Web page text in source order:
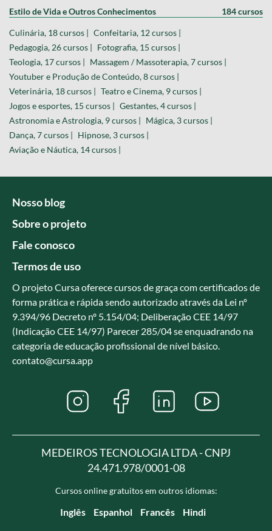
Estilo de Vida e Outros Conhecimentos 184 cursos
Culinária, 18 cursos | Confeitaria, 12 cursos |
Pedagogia, 26 cursos | Fotografia, 15 cursos |
Teologia, 17 cursos | Massagem / Massoterapia, 7 cursos |
Youtuber e Produção de Conteúdo, 8 cursos |
Veterinária, 18 cursos | Teatro e Cinema, 9 cursos |
Jogos e esportes, 15 cursos | Gestantes, 4 cursos |
Astronomia e Astrologia, 9 cursos | Mágica, 3 cursos |
Dança, 7 cursos | Hipnose, 3 cursos |
Aviação e Náutica, 14 cursos |
Nosso blog
Sobre o projeto
Fale conosco
Termos de uso
O projeto Cursa oferece cursos de graça com certificados de
forma prática e rápida sendo autorizado através da Lei nº
9.394/96 Decreto nº 5.154/04; Deliberação CEE 14/97
(Indicação CEE 14/97) Parecer 285/04 se enquadrando na
categoria de educação profissional de nível básico.
contato@cursa.app
MEDEIROS TECNOLOGIA LTDA - CNPJ
24.471.978/0001-08
Cursos online gratuitos em outros idiomas:
Inglês Espanhol Francês Hindi